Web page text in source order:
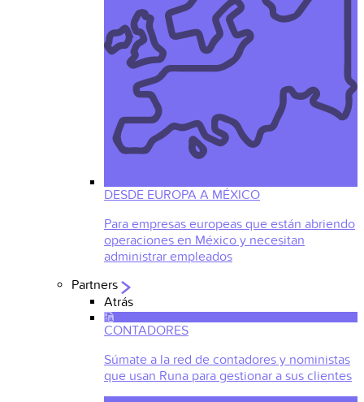
DESDE EUROPA A MÉXICO
Para empresas europeas que están abriendo
operaciones en México y necesitan
administrar empleados
Partners
Atrás
CONTADORES
Súmate a la red de contadores y noministas
que usan Runa para gestionar a sus clientes